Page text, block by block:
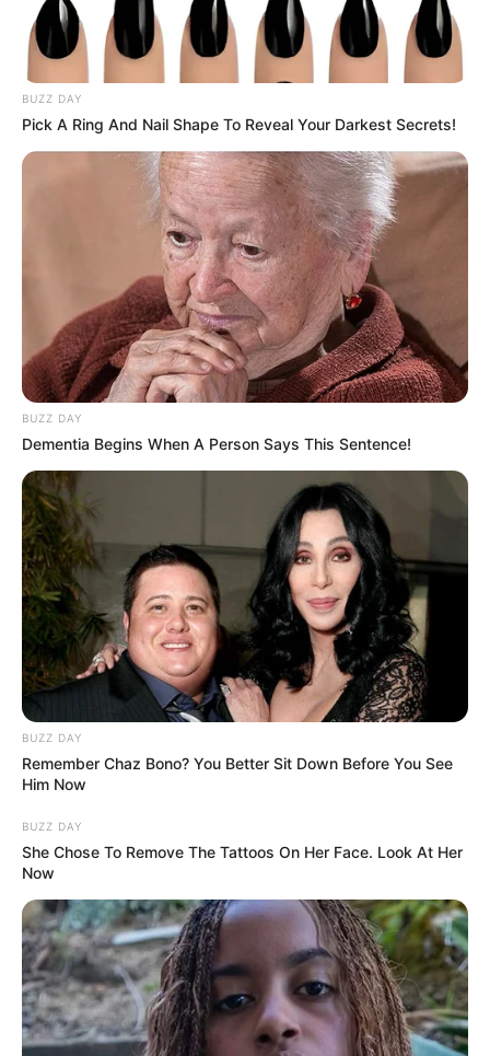
BUZZ DAY
Pick A Ring And Nail Shape To Reveal Your Darkest Secrets!
BUZZ DAY
Dementia Begins When A Person Says This Sentence!
BUZZ DAY
Remember Chaz Bono? You Better Sit Down Before You See
Him Now
BUZZ DAY
She Chose To Remove The Tattoos On Her Face. Look At Her
Now